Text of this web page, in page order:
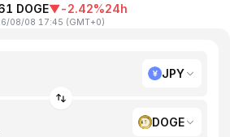
DOGE▼-2.42%24h
08/08 17:45 (GMT+0)
JPY
DOGE